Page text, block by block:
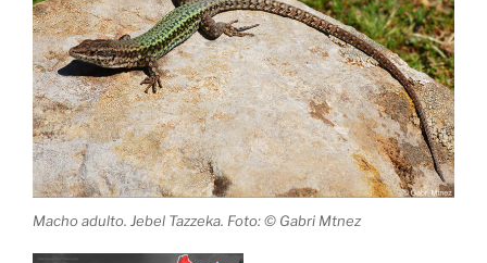
Macho adulto. Jebel Tazzeka. Foto: © Gabri Mtnez